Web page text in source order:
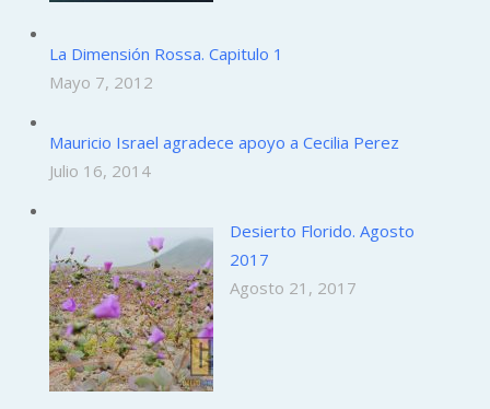
La Dimensión Rossa. Capitulo 1
Mayo 7, 2012
Mauricio Israel agradece apoyo a Cecilia Perez
Julio 16, 2014
Desierto Florido. Agosto
2017
Agosto 21, 2017